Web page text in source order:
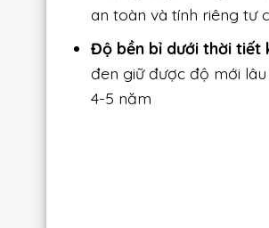
an toàn và tính riêng tư
Độ bền bỉ dưới thời tiết
đen giữ được độ mới
4-5 năm